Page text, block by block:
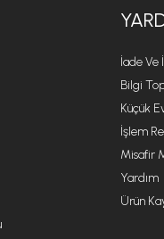
İade Ve
Bilgi
Küçük
İşlem
Misafir
Yardım
Ürün